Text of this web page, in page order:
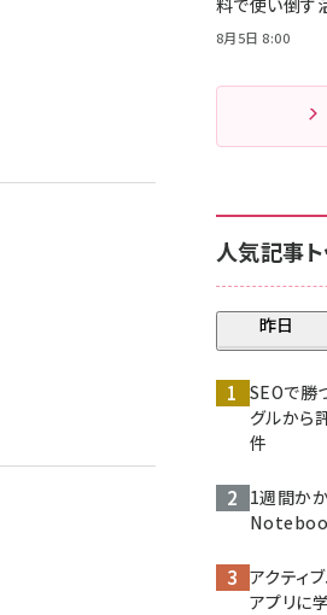
料で使い倒す
8月5日 8:00
人気記事
昨日
SEOで勝
グルから
件
1週間か
アクティ
アプリに